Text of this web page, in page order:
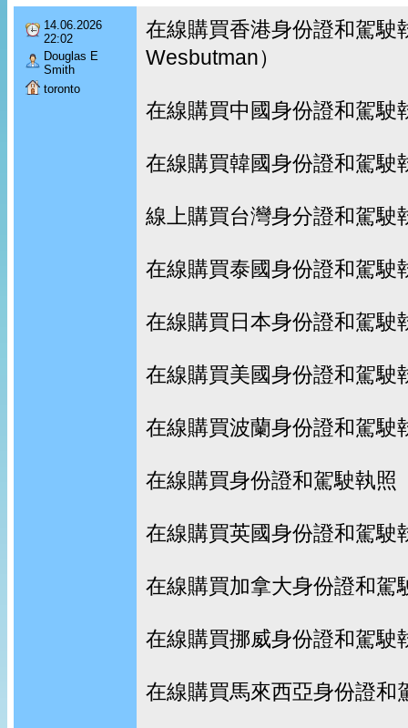
14.06.2026
22:02
Douglas E
Smith
toronto
在線購買香港身份證和駕駛
Wesbutman）
在線購買中國身份證和駕駛
在線購買韓國身份證和駕駛
線上購買台灣身分證和駕駛
在線購買泰國身份證和駕駛
在線購買日本身份證和駕駛
在線購買美國身份證和駕駛
在線購買波蘭身份證和駕駛
在線購買身份證和駕駛執照
在線購買英國身份證和駕駛
在線購買加拿大身份證和駕
在線購買挪威身份證和駕駛
在線購買馬來西亞身份證和